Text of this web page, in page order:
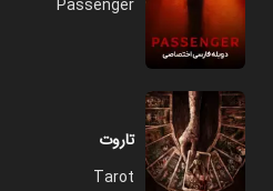
Passenger
تاروت
Tarot